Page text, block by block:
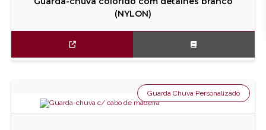
(NYLON)
Guarda Chuva Personalizado